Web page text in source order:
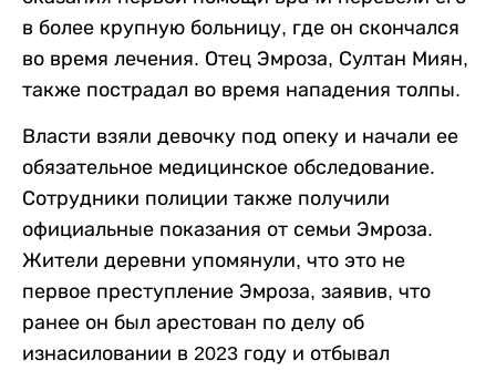
в более крупную больницу, где он скончался
во время лечения. Отец Эмроза, Султан Миян,
также пострадал во время нападения толпы.
Власти взяли девочку под опеку и начали ее
обязательное медицинское обследование.
Сотрудники полиции также получили
официальные показания от семьи Эмроза.
Жители деревни упомянули, что это не
первое преступление Эмроза, заявив, что
ранее он был арестован по делу об
изнасиловании в 2023 году и отбывал